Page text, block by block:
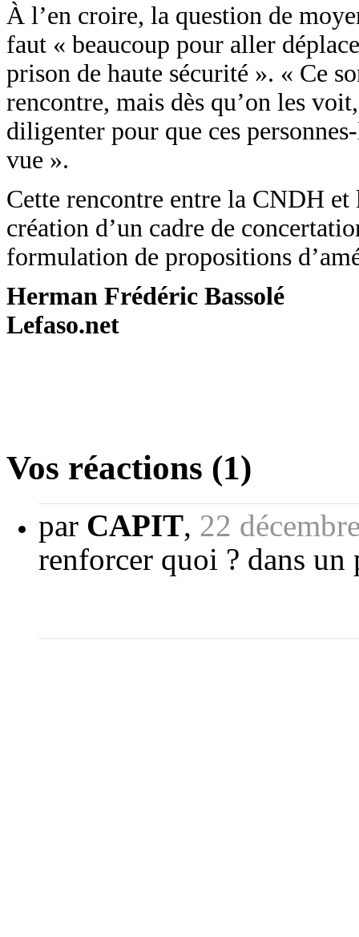
À l’en croire, la question de
faut « beaucoup pour aller
prison de haute sécurité ». « Ce
rencontre, mais dès qu’on les
diligenter pour que ces
vue ».
Cette rencontre entre la CNDH
création d’un cadre de
formulation de propositions
Herman Frédéric Bassolé
Lefaso.net
Vos réactions (1)
par CAPIT, 22
renforcer quoi ? dans un